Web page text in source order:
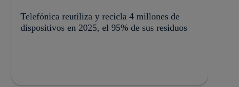
Telefónica reutiliza y recicla 4 millones de
dispositivos en 2025, el 95% de sus residuos